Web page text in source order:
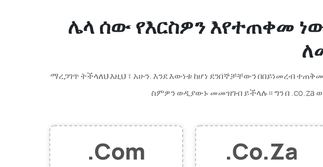
ሌላ ሰው የእርስዎን እየተጠቀመ
ማረጋገጥ ትችላለህ እዚህ ፣ አሁን. እንደ እውነቱ ከሆነ ደንበኞቻቸውን በበይነመረብ
ስምዎን ወዲያውኑ መመዝገብ ይችላሉ። ግን በ .co.za
.com .co.za